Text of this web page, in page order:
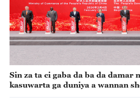
Sin za ta ci gaba da ba da damar
kasuwarta ga duniya a wannan